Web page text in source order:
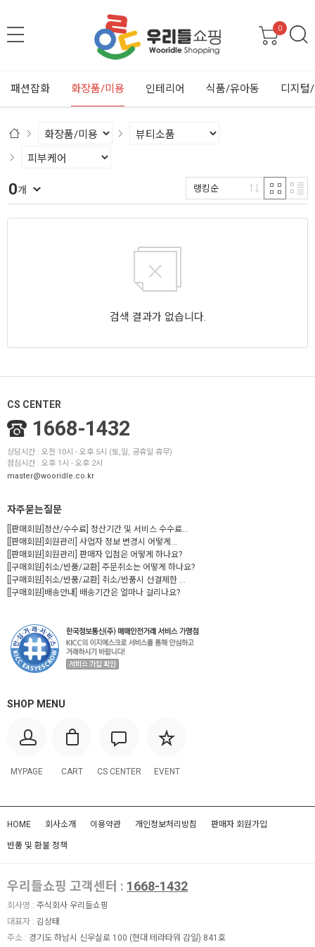
0
패션잡화 화장품/미용 인테리어 식품/유아동 디지털
0개 랭킹순
검색 결과가 없습니다.
CS CENTER
1668-1432
상담시간 : 오전 10시 - 오후 5시 (토,일, 공휴일 휴무)
점심시간 : 오후 1시 - 오후 2시
master@wooridle.co.kr
자주묻는질문
[[판매회원]정산/수수료] 정산기간 및 서비스 수수료...
[[판매회원]회원관리] 사업자 정보 변경시 어떻게...
[[판매회원]회원관리] 판매자 입점은 어떻게 하나요?
[[구매회원]취소/반품/교환] 주문취소는 어떻게 하나요?
[[구매회원]취소/반품/교환] 취소/반품시 선결제한 ...
[[구매회원]배송안내] 배송기간은 얼마나 걸리나요?
SHOP MENU
MYPAGE CART CS CENTER EVENT
HOME 회사소개 이용약관 개인정보처리방침 판매자 회원가입
반품 및 환불 정책
우리들쇼핑 고객센터 : 1668-1432
회사명 : 주식회사 우리들쇼핑
대표자 : 김상태
주소 : 경기도 하남시 신우실로 100 (현대 테라타워 감일) 841호